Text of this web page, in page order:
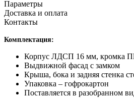
Параметры
Доставка и оплата
Контакты
Комплектация:
Корпус ЛДСП 16 мм, кромка
Выдвижной фасад с замком
Крыша, бока и задняя стенка
Упаковка – гофрокартон
Поставляется в разобранном